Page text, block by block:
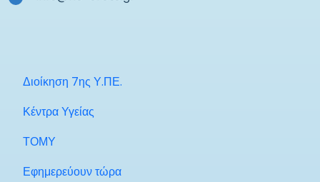
Διοίκηση 7ης Υ.ΠΕ.
Κέντρα Υγείας
ΤΟΜΥ
Εφημερεύουν τώρα